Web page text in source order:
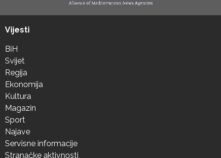
Vijesti
BiH
Svijet
Regija
Ekonomija
Kultura
Magazin
Sport
Najave
Servisne informacije
Stranačke aktivnosti